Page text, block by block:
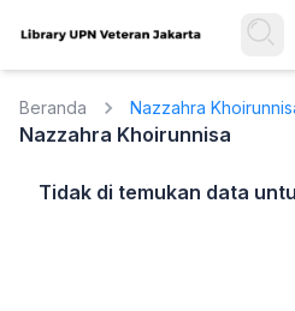
Beranda Nazzahra
Nazzahra Khoirunnisa
Tidak di temukan data